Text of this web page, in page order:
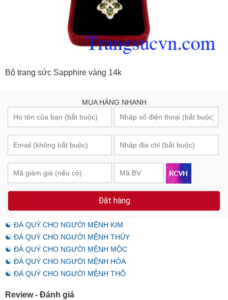
Bộ trang sức Sapphire vàng 14k
MUA HÀNG NHANH
Đặt hàng
☯ ĐÁ QUÝ CHO NGƯỜI MỆNH KIM
☯ ĐÁ QUÝ CHO NGƯỜI MỆNH THỦY
☯ ĐÁ QUÝ CHO NGƯỜI MỆNH MỘC
☯ ĐÁ QUÝ CHO NGƯỜI MỆNH HỎA
☯ ĐÁ QUÝ CHO NGƯỜI MỆNH THỔ
Review - Đánh giá